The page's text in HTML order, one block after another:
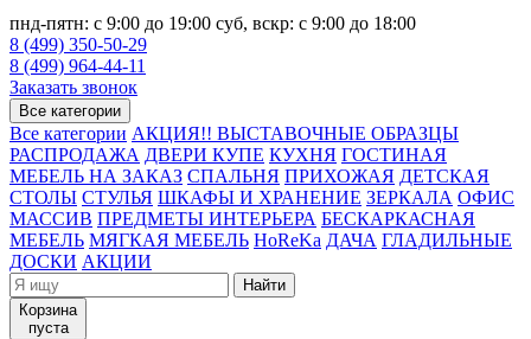
пнд-пятн: с 9:00 до 19:00 суб, вскр: с 9:00 до 18:00
8 (499) 350-50-29
8 (499) 964-44-11
Заказать звонок
Все категории
Все категории АКЦИЯ!! ВЫСТАВОЧНЫЕ ОБРАЗЦЫ
РАСПРОДАЖА ДВЕРИ КУПЕ КУХНЯ ГОСТИНАЯ
МЕБЕЛЬ НА ЗАКАЗ СПАЛЬНЯ ПРИХОЖАЯ ДЕТСКАЯ
СТОЛЫ СТУЛЬЯ ШКАФЫ И ХРАНЕНИЕ ЗЕРКАЛА ОФИС
МАССИВ ПРЕДМЕТЫ ИНТЕРЬЕРА БЕСКАРКАСНАЯ
МЕБЕЛЬ МЯГКАЯ МЕБЕЛЬ HoReKa ДАЧА ГЛАДИЛЬНЫЕ
ДОСКИ АКЦИИ
Найти
Корзина
пуста